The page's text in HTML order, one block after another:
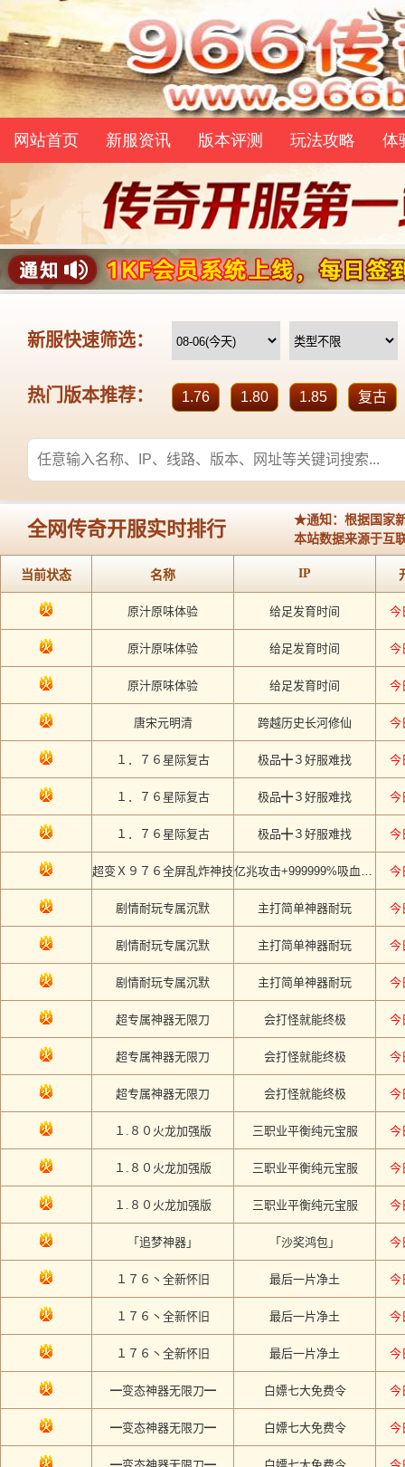
网站首页 新服资讯 版本评测 玩法攻略 体